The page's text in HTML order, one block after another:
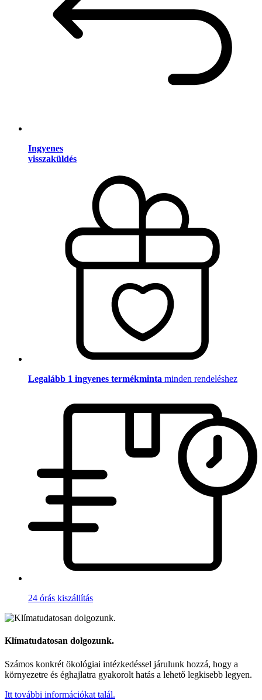
Ingyenes
visszaküldés
Legalább 1 ingyenes termékminta minden rendeléshez
24 órás kiszállítás
Klímatudatosan dolgozunk.
Számos konkrét ökológiai intézkedéssel járulunk hozzá, hogy a
környezetre és éghajlatra gyakorolt hatás a lehető legkisebb legyen.
Itt további információkat talál.